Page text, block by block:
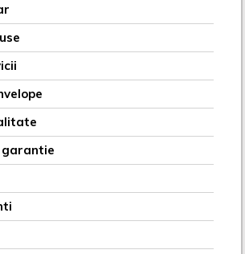
garantie